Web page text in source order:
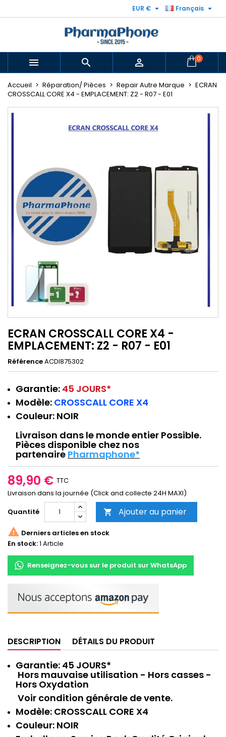
Français 
EUR € 
   0
Accueil Réparation/ Pièces Repair Autre Marque
ECRAN
CROSSCALL CORE X4 - EMPLACEMENT: Z2 - R07 - E01
ECRAN CROSSCALL CORE X4 -
EMPLACEMENT: Z2 - R07 - E01
RéférenceACDI875302
Garantie: 45 JOURS*
Modèle: CROSSCALL CORE X4
Couleur: NOIR
Livraison dans le monde entier Possible.
Pièces disponible chez nos
partenaire Pharmaphone*
89,90 € TTC
Livraison dans la journée (Click and collecte 24H MAXI)
Quantité
 Ajouter au panier
 Derniers articles en stock
En stock:1 Article
Renseignez-vous sur le produit sur WhatsApp
DESCRIPTION DÉTAILS DU PRODUIT
Garantie: 45 JOURS*
Hors mauvaise utilisation - Hors casses -
Hors Oxydation
Voir condition générale de vente.
Modèle: CROSSCALL CORE X4
Couleur: NOIR